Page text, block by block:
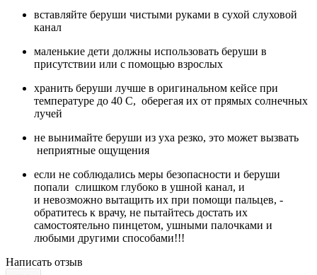
вставляйте беруши чистыми руками в сухой слуховой
канал
маленькие дети должны использовать беруши в
присутствии или с помощью взрослых
хранить беруши лучше в оригинальном кейсе при
температуре до 40 С, оберегая их от прямых солнечных
лучей
не вынимайте беруши из уха резко, это может вызвать
неприятные ощущения
если не соблюдались меры безопасности и беруши
попали слишком глубоко в ушной канал, и
и невозможно вытащить их при помощи пальцев, -
обратитесь к врачу, не пытайтесь достать их
самостоятельно пинцетом, ушными палочками и
любыми другими способами!!!
Написать отзыв